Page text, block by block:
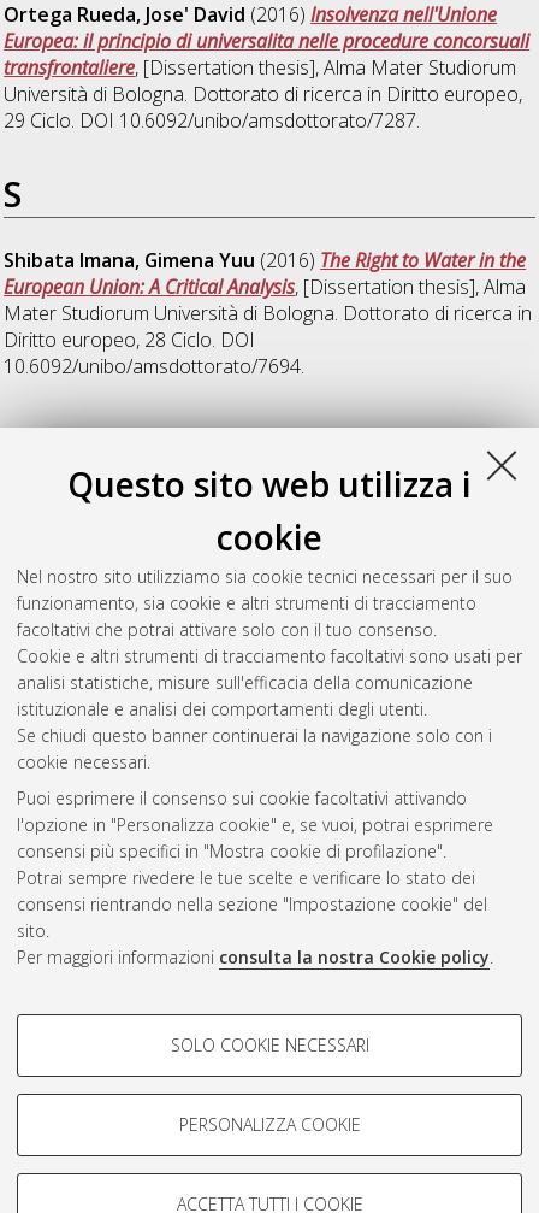
Questo sito web utilizza i
cookie
Nel nostro sito utilizziamo sia cookie tecnici necessari per il suo
funzionamento, sia cookie e altri strumenti di tracciamento
facoltativi che potrai attivare solo con il tuo consenso.
Cookie e altri strumenti di tracciamento facoltativi sono usati per
analisi statistiche, misure sull'efficacia della comunicazione
istituzionale e analisi dei comportamenti degli utenti.
Se chiudi questo banner continuerai la navigazione solo con i
cookie necessari.
Puoi esprimere il consenso sui cookie facoltativi attivando
l'opzione in "Personalizza cookie" e, se vuoi, potrai esprimere
consensi più specifici in "Mostra cookie di profilazione".
Potrai sempre rivedere le tue scelte e verificare lo stato dei
consensi rientrando nella sezione "Impostazione cookie" del
sito.
Per maggiori informazioni consulta la nostra Cookie policy.
COOKIE DI PROFILAZIONE -
Si tratta di cookie utilizzati per analizzare le caratteristiche della
navigazione degli utenti, creare profili in base al loro comportamento
Mostra cookie di profilazione
SOLO COOKIE NECESSARI
PERSONALIZZA COOKIE
ACCETTA TUTTI I COOKIE
Ortega Rueda, Jose' David (2016)Insolvenza nell'Unione
Europea: il principio di universalita nelle procedure concorsuali
transfrontaliere, [Dissertation thesis], Alma Mater Studiorum
Università di Bologna. Dottorato di ricerca in Diritto europeo,
29 Ciclo. DOI 10.6092/unibo/amsdottorato/7287.
S
Shibata Imana, Gimena Yuu (2016) The Right to Water in the
European Union: A Critical Analysis, [Dissertation thesis], Alma
Mater Studiorum Università di Bologna. Dottorato di ricerca in
Diritto europeo, 28 Ciclo. DOI
10.6092/unibo/amsdottorato/7694.
Z
Zarrella, Silvia(2016)Il principio di solidarieta e il Burden-
Sharing nella disciplina europea in materia di asilo
[Dissertation thesis], Alma Mater Studiorum Università di
Bologna. Dottorato di ricerca inDiritto europeo, 28 Ciclo. DOI
10.6092/unibo/amsdottorato/7721.
Questa lista e' stata generata il Wed Aug 5 20:37:02 2026
Atom
Rss 1.0
Rss 2.0
ISSN: 2038-7946
Impostazioni Cookie
Informativa sulla privacy
Condizioni d’uso del sito